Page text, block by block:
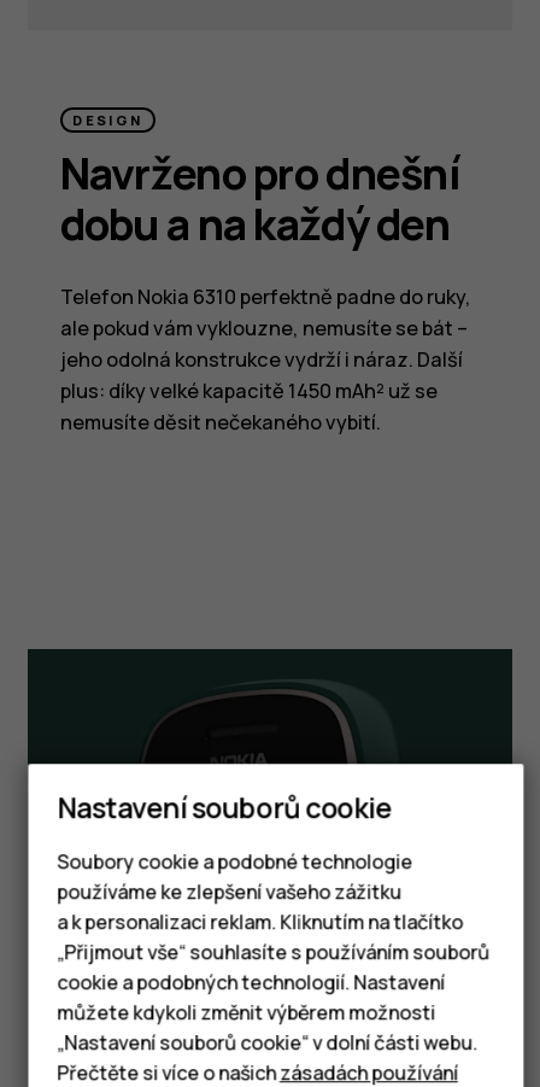
Chytré telefony
Tlačítkové telefony
Tablety
DESIGN
Navrženo pro dnešní
dobu a na každý den
Telefon Nokia 6310 perfektně padne do ruky,
ale pokud vám vyklouzne, nemusíte se bát –
jeho odolná konstrukce vydrží i náraz. Další
plus: díky velké kapacitě 1450 mAh² už se
nemusíte děsit nečekaného vybití.
Nastavení souborů cookie
Soubory cookie a podobné technologie
používáme ke zlepšení vašeho zážitku
a k personalizaci reklam. Kliknutím na tlačítko
„Přijmout vše“ souhlasíte s používáním souborů
cookie a podobných technologií. Nastavení
můžete kdykoli změnit výběrem možnosti
„Nastavení souborů cookie“ v dolní části webu.
Přečtěte si více o našichzásadách používání